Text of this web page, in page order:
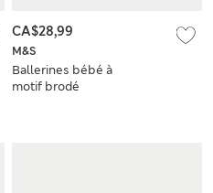
M&S
Ballerines bébé à
motif brodé
CA$28,99